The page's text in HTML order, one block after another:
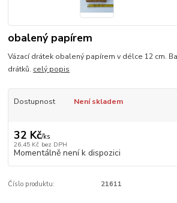
obalený papírem
Vázací drátek obalený papírem v délce 12 cm.
drátků. celý popis
Dostupnost Není skladem
32 Kč/ks
26,45 Kč bez DPH
Momentálně není k dispozici
Číslo produktu: 21611